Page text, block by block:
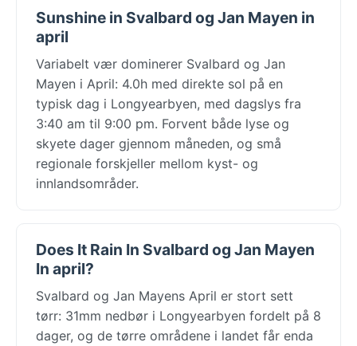
Sunshine in Svalbard og Jan Mayen in
april
Variabelt vær dominerer Svalbard og Jan
Mayen i April: 4.0h med direkte sol på en
typisk dag i Longyearbyen, med dagslys fra
3:40 am til 9:00 pm. Forvent både lyse og
skyete dager gjennom måneden, og små
regionale forskjeller mellom kyst- og
innlandsområder.
Does It Rain In Svalbard og Jan Mayen
In april?
Svalbard og Jan Mayens April er stort sett
tørr: 31mm nedbør i Longyearbyen fordelt på 8
dager, og de tørre områdene i landet får enda